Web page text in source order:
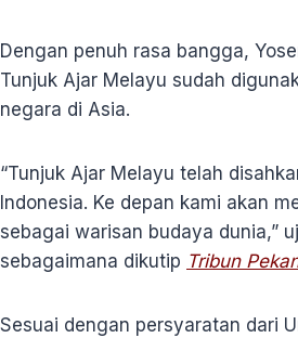
Dengan penuh rasa bangga,
Tunjuk Ajar Melayu sudah
negara di Asia.
“Tunjuk Ajar Melayu telah
Indonesia. Ke depan kami akan
sebagai warisan budaya dunia,”
sebagaimana dikutip Tribun
Sesuai dengan persyaratan dari